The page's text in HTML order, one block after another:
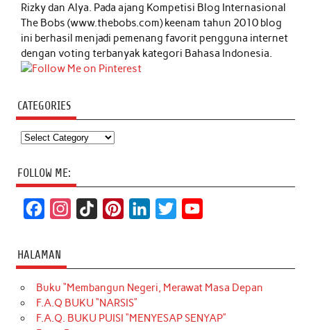
Rizky dan Alya. Pada ajang Kompetisi Blog Internasional
The Bobs (www.thebobs.com) keenam tahun 2010 blog
ini berhasil menjadi pemenang favorit pengguna internet
dengan voting terbanyak kategori Bahasa Indonesia.
CATEGORIES
Categories
FOLLOW ME:
c
e
b
o
t
a
g
T
o
k
t
e
r
k
e
d
t
t
e
T
u
b
HALAMAN
Buku “Membangun Negeri, Merawat Masa Depan
F.A.Q BUKU “NARSIS”
F.A.Q. BUKU PUISI “MENYESAP SENYAP”